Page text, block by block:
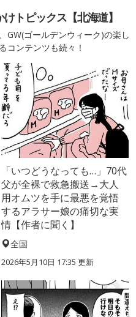
トピックス【北海道】
GW(ゴールデンウィーク)の楽し
コンテンツも続々！
「いつどうなっても…」70代
父が全裸で救急搬送→大人
用オムツを手に最悪を覚悟
するアラサー娘の痛切な実
情【作者に聞く】
全国
2026年5月10日 17:35 更新